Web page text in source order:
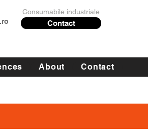
Consumabile industriale
Contact
About Contact